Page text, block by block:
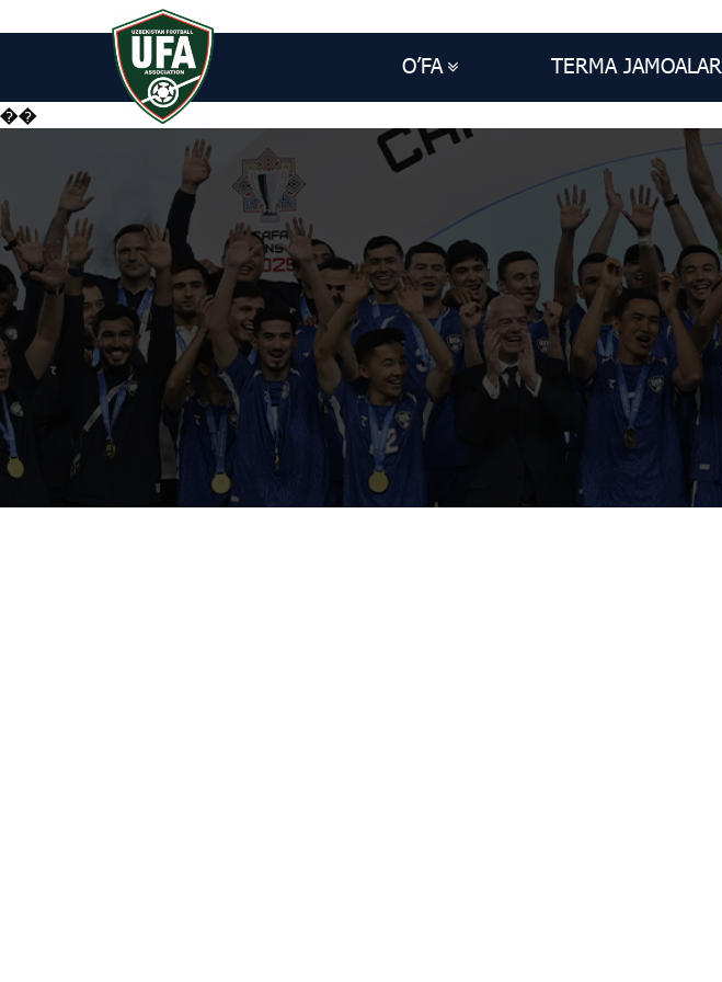
O’FA TERMA JAMOALAR
��